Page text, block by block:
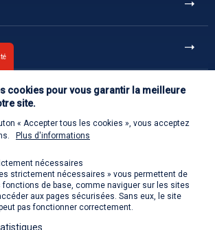
cookies pour vous garantir la meilleure
site.
« Accepter tous les cookies », vous acceptez
Plus d'informations
nécessaires
strictement nécessaires » vous permettent de
fonctions de base, comme naviguer sur les sites
aux pages sécurisées. Sans eux, le site
pas fonctionner correctement.